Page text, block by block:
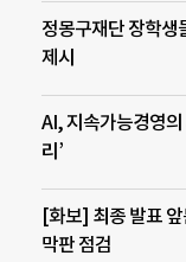
정몽구재단 장학생
제시
AI, 지속가능경영
리’
[화보] 최종 발표
막판 점검